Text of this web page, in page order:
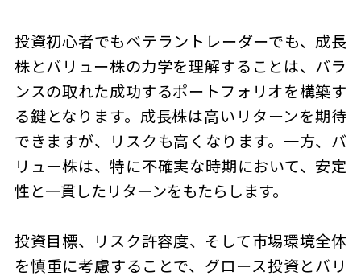
投資初心者でもベテラントレーダーでも、成長
株とバリュー株の力学を理解することは、バラ
ンスの取れた成功するポートフォリオを構築す
る鍵となります。成長株は高いリターンを期待
できますが、リスクも高くなります。一方、バ
リュー株は、特に不確実な時期において、安定
性と一貫したリターンをもたらします。
投資目標、リスク許容度、そして市場環境全体
を慎重に考慮することで、グロース投資とバリ